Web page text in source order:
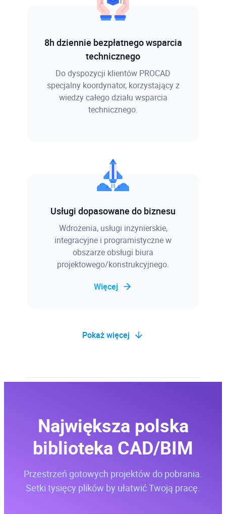
8h dziennie bezpłatnego wsparcia
technicznego
Do dyspozycji klientów PROCAD
specjalny koordynator, korzystający z
wiedzy całego działu wsparcia
technicznego.
Usługi dopasowane do biznesu
Wdrożenia, usługi inżynierskie,
integracyjne i programistyczne w
obszarze obsługi biura
projektowego/konstrukcyjnego.
Więcej
Baza wiedzy
instalacją i błędami oprogramowania,
wadliwie działającym sprzętem, itp.
Więcej
Pokaż więcej
Największa polska
biblioteka CAD/BIM
Przestrzeń gotowych projektów do pobrania.
Setki tysięcy plików by ułatwić Twoją pracę.